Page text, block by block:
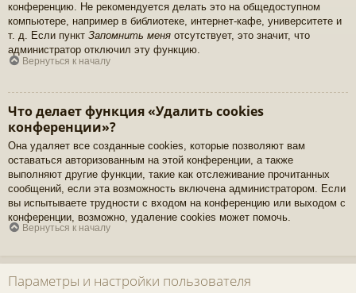
конференцию. Не рекомендуется делать это на общедоступном
компьютере, например в библиотеке, интернет-кафе, университете и
т. д. Если пункт Запомнить меня отсутствует, это значит, что
администратор отключил эту функцию.
Вернуться к началу
Что делает функция «Удалить cookies
конференции»?
Она удаляет все созданные cookies, которые позволяют вам
оставаться авторизованным на этой конференции, а также
выполняют другие функции, такие как отслеживание прочитанных
сообщений, если эта возможность включена администратором. Если
вы испытываете трудности с входом на конференцию или выходом с
конференции, возможно, удаление cookies может помочь.
Вернуться к началу
Параметры и настройки пользователя